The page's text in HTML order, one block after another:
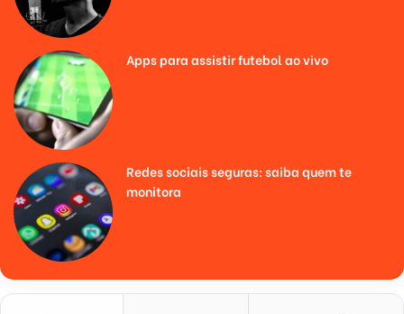
Apps para assistir futebol ao vivo
Redes sociais seguras: saiba quem te
monitora